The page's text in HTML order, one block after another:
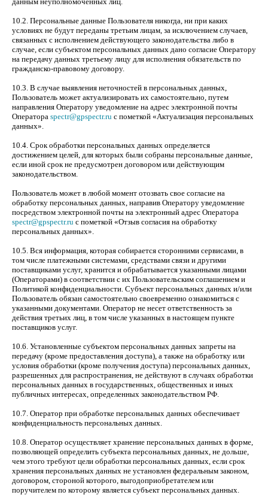
10.2. Персональные данные Пользователя никогда, ни при каких
условиях не будут переданы третьим лицам, за исключением случаев,
связанных с исполнением действующего законодательства либо в
случае, если субъектом персональных данных дано согласие Оператору
на передачу данных третьему лицу для исполнения обязательств по
гражданско-правовому договору.
10.3. В случае выявления неточностей в персональных данных,
Пользователь может актуализировать их самостоятельно, путем
направления Оператору уведомление на адрес электронной почты
Оператора spectr@gpspectr.ru с пометкой «Актуализация персональных
данных».
10.4. Срок обработки персональных данных определяется
достижением целей, для которых были собраны персональные данные,
если иной срок не предусмотрен договором или действующим
законодательством.
Пользователь может в любой момент отозвать свое согласие на
обработку персональных данных, направив Оператору уведомление
посредством электронной почты на электронный адрес Оператора
spectr@gpspectr.ru с пометкой «Отзыв согласия на обработку
персональных данных».
10.5. Вся информация, которая собирается сторонними сервисами, в
том числе платежными системами, средствами связи и другими
поставщиками услуг, хранится и обрабатывается указанными лицами
(Операторами) в соответствии с их Пользовательским соглашением и
Политикой конфиденциальности. Субъект персональных данных и/или
Пользователь обязан самостоятельно своевременно ознакомиться с
указанными документами. Оператор не несет ответственность за
действия третьих лиц, в том числе указанных в настоящем пункте
поставщиков услуг.
10.6. Установленные субъектом персональных данных запреты на
передачу (кроме предоставления доступа), а также на обработку или
условия обработки (кроме получения доступа) персональных данных,
разрешенных для распространения, не действуют в случаях обработки
персональных данных в государственных, общественных и иных
публичных интересах, определенных законодательством РФ.
10.7. Оператор при обработке персональных данных обеспечивает
конфиденциальность персональных данных.
10.8. Оператор осуществляет хранение персональных данных в форме,
позволяющей определить субъекта персональных данных, не дольше,
чем этого требуют цели обработки персональных данных, если срок
хранения персональных данных не установлен федеральным законом,
договором, стороной которого, выгодоприобретателем или
поручителем по которому является субъект персональных данных.